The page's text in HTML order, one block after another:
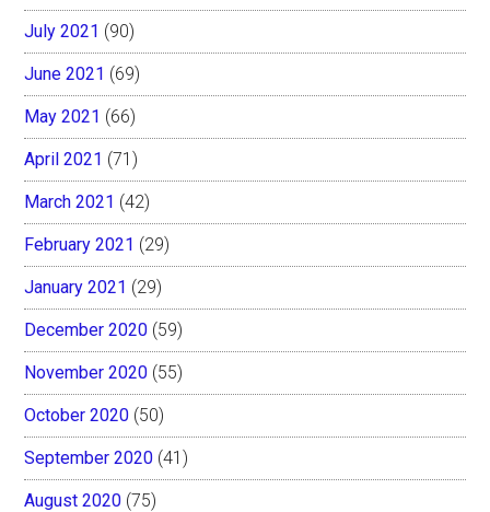
July 2021 (90)
June 2021 (69)
May 2021 (66)
April 2021 (71)
March 2021 (42)
February 2021 (29)
January 2021 (29)
December 2020 (59)
November 2020 (55)
October 2020 (50)
September 2020 (41)
August 2020 (75)